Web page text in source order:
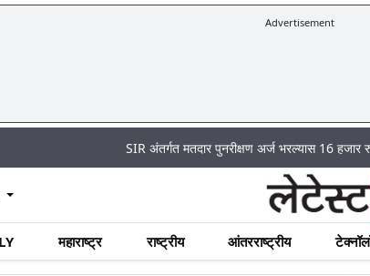
Advertisement
SIR अंतर्गत मतदार पुनरीक्षण अर्ज भरल्यास 16 हजार रुपये
महाराष्ट्र राष्ट्रीय आंतरराष्ट्रीय